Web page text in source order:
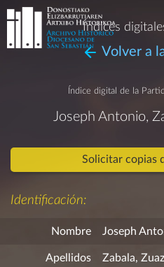
Índices
Volver a
Índice digital de la
Joseph Antonio,
Solicitar copias
Identificación:
Nombre Joseph
Apellidos Zabala,